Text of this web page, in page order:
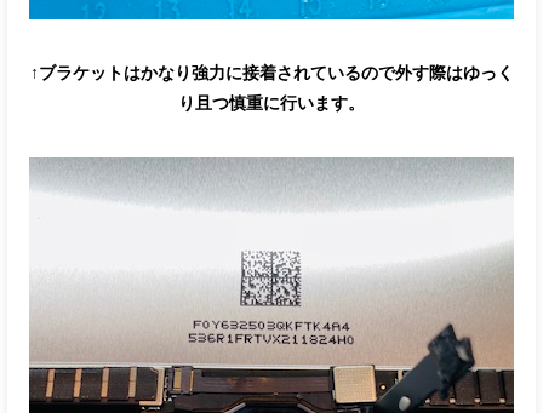
↑ブラケットはかなり強力に接着されているので外す際はゆっく
り且つ慎重に行います。